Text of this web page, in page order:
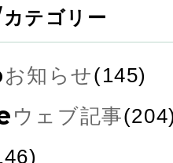
カテゴリー
お知らせ(145)
ウェブ記事